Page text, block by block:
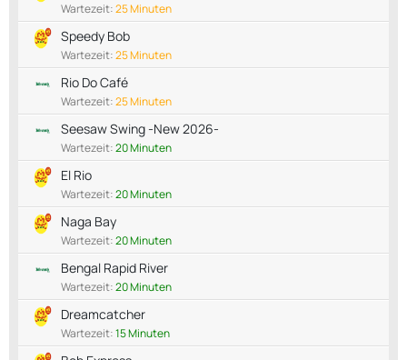
Wartezeit:25 Minuten
Speedy Bob
Wartezeit:25 Minuten
Rio Do Café
Wartezeit:25 Minuten
Seesaw Swing -New 2026-
Wartezeit:20 Minuten
El Rio
Wartezeit:20 Minuten
Naga Bay
Wartezeit:20 Minuten
Bengal Rapid River
Wartezeit:20 Minuten
Dreamcatcher
Wartezeit:15 Minuten